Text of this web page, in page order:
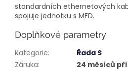
standardních ethernetových
spojuje jednotku s MFD.
Doplňkové parametry
Kategorie:
Řada S
Záruka:
24 měsíců